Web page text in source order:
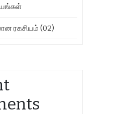
ரகசியம் (02)